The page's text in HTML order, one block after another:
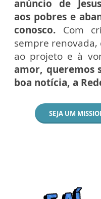
anúncio de
aos pobres e
conosco. Com
sempre
ao projeto e à
amor, queremos
boa notícia, a
SEJA UM